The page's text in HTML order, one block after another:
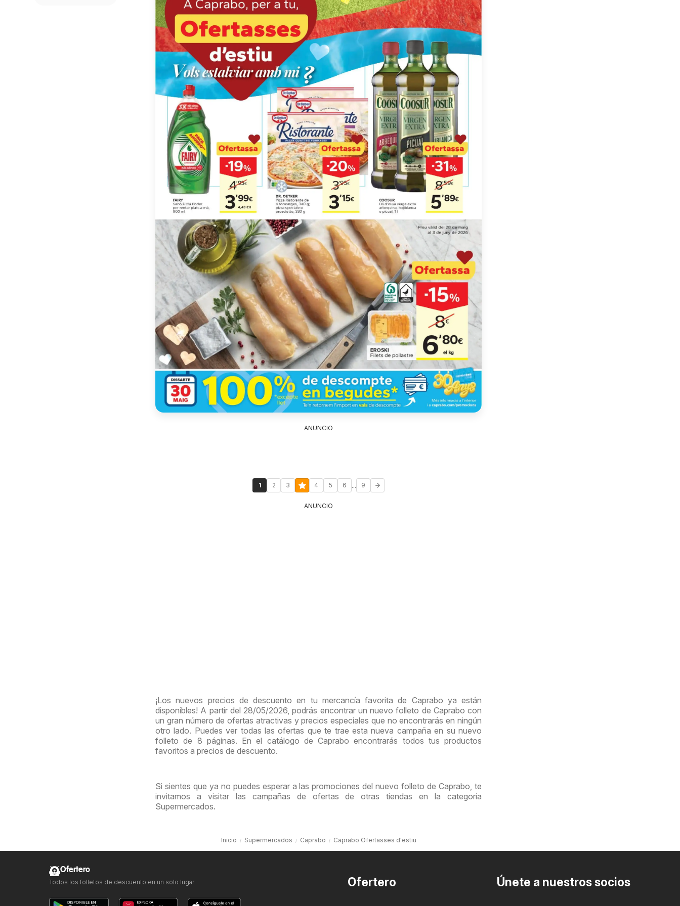
ANUNCIO
1 2 3 4 5 6 ... 9
ANUNCIO
¡Los nuevos precios de descuento en tu mercancía favorita de Caprabo ya están
disponibles! A partir del 28/05/2026, podrás encontrar un nuevo folleto de Caprabo con
un gran número de ofertas atractivas y precios especiales que no encontrarás en ningún
otro lado. Puedes ver todas las ofertas que te trae esta nueva campaña en su nuevo
folleto de 8 páginas. En el catálogo de Caprabo encontrarás todos tus productos
favoritos a precios de descuento.
Si sientes que ya no puedes esperar a las promociones del nuevo folleto de Caprabo, te
invitamos a visitar las campañas de ofertas de otras tiendas en la categoría
Supermercados.
Inicio Supermercados Caprabo Caprabo Ofertasses d'estiu
Ofertero Únete a nuestros socios
Ofertero
Todos los folletos de descuento en un solo lugar